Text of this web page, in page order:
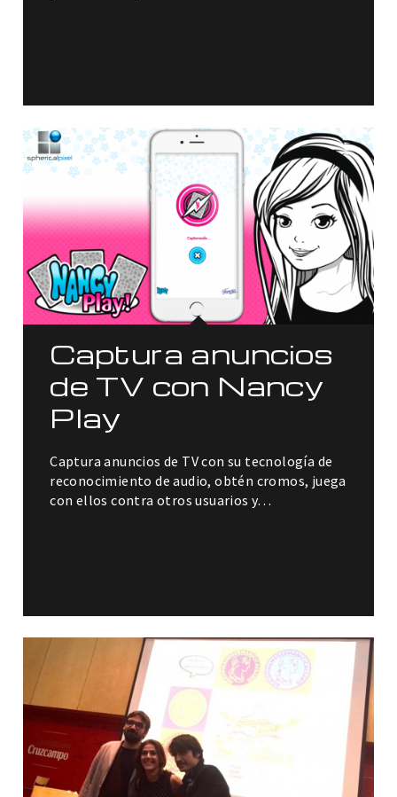
Captura anuncios
de TV con Nancy
Play
Captura anuncios de TV con su tecnología de
reconocimiento de audio, obtén cromos, juega
con ellos contra otros usuarios y…